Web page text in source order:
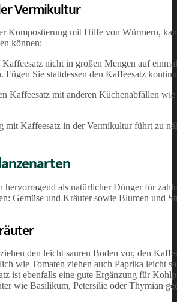
Vermikultur
Kompostierung mit Hilfe von Würmern,
können:
Kaffeesatz nicht in großen Mengen auf
Fügen Sie stattdessen den Kaffeesatz
Kaffeesatz mit anderen Küchenabfällen
mit Kaffeesatz in der Vermikultur führt zu
hervorragend als natürlicher Dünger für
Gemüse und Kräuter sowie Blumen und
den leicht sauren Boden vor, den
wie Tomaten ziehen auch Paprika leicht
ist ebenfalls eine gute Ergänzung für
wie Basilikum, Petersilie oder Thymian